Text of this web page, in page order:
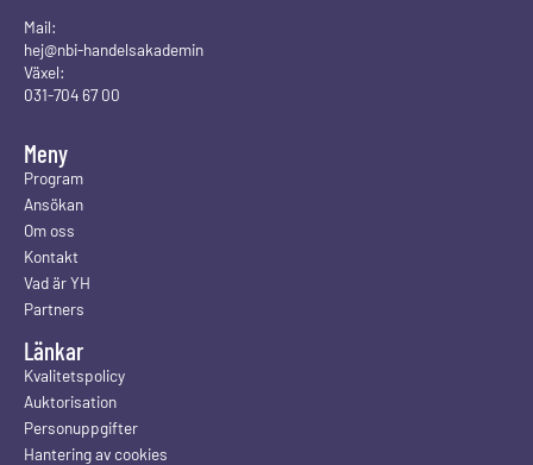
Mail:
hej@nbi-handelsakademin
Växel:
031-704 67 00
Meny
Program
Ansökan
Om oss
Kontakt
Vad är YH
Partners
Länkar
Kvalitetspolicy
Auktorisation
Personuppgifter
Hantering av cookies